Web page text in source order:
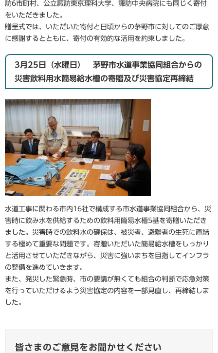
訪6市町村、公立諏訪東京理科大学、諏訪中央病院にも同じく寄付
をいただきました。
贈呈式では、いただいた寄付と日頃からの茅野市に対してのご厚意
に感謝するとともに、寄付の有効的な活用を約束しました。
3月25日（水曜日） 茅野市水道事業協同組合からの
災害飲料用水簡易給水槽の寄贈及び災害協定再締結
水道工事に関わる市内16社で構成する市水道事業協同組合から、災
害時に飲み水を供給するための飲料用簡易水槽5基を寄贈いただき
ました。災害時での飲料水の確保は、被災者、避難者の生死に直結
する極めて重要な問題です。寄贈いただいた簡易給水槽をしっかり
と活用させていただきながら、災害に強いまちを目指してインフラ
の整備を進めていきます。
また、発災した緊急時、市の要請が無くても組合の判断で応急対策
を行っていただけるよう災害協定の内容を一部見直し、再締結しま
した。
皆さまのご意見をお聞かせください